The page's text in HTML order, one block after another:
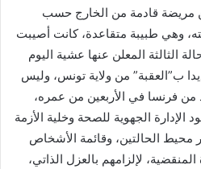
مريضة قادمة من الخارج حسب
وهي طبيبة متقاعدة، كانت أصيبت
الثالثة المعلن عنها عشية اليوم
ب”العقبة” من ولاية تونس، وليس
من فرنسا في الأربعين من عمره،
الجهوية للصحة وخلية الأزمة
محيط الحالتين، وقائمة الأشخاص
لإلزامهم بالعزل الذاتي،